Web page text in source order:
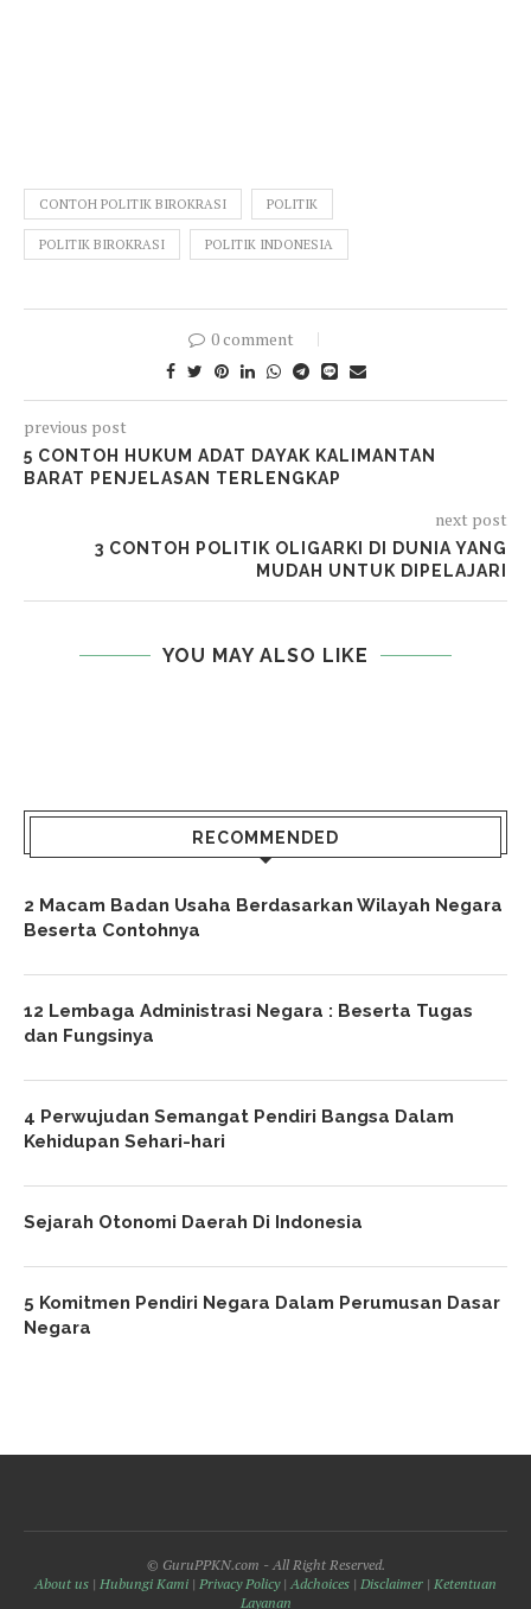
CONTOH POLITIK BIROKRASI POLITIK
POLITIK BIROKRASI POLITIK INDONESIA
0 comment
previous post
5 CONTOH HUKUM ADAT DAYAK KALIMANTAN
BARAT PENJELASAN TERLENGKAP
next post
3 CONTOH POLITIK OLIGARKI DI DUNIA YANG
MUDAH UNTUK DIPELAJARI
YOU MAY ALSO LIKE
RECOMMENDED
2 Macam Badan Usaha Berdasarkan Wilayah Negara
Beserta Contohnya
12 Lembaga Administrasi Negara : Beserta Tugas
dan Fungsinya
4 Perwujudan Semangat Pendiri Bangsa Dalam
Kehidupan Sehari-hari
Sejarah Otonomi Daerah Di Indonesia
5 Komitmen Pendiri Negara Dalam Perumusan Dasar
Negara
© GuruPPKN.com - All Right Reserved.
About us | Hubungi Kami | Privacy Policy|Adchoices | Disclaimer | Ketentuan
Layanan